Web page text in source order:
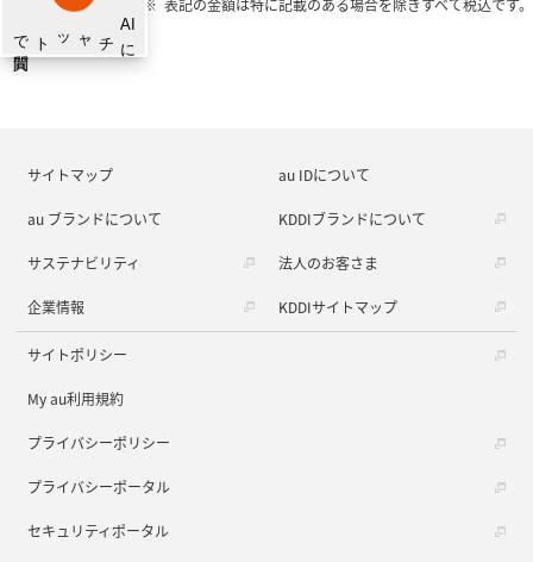
表記の金額は特に記載のある場合を除きすべて税込です。
サイトマップ au IDについて
au ブランドについて KDDIブランドについて
サステナビリティ 法人のお客さま
企業情報 KDDIサイトマップ
サイトポリシー
My au利用規約
プライバシーポリシー
プライバシーポータル
セキュリティポータル